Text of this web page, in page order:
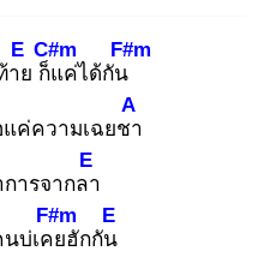
าย
E
ก็แ
C#m
ค่ได้กัน
F#m
แค่ความเฉยชา
A
การจากลา
E
บ่เคย
F#m
ฮักกัน
E